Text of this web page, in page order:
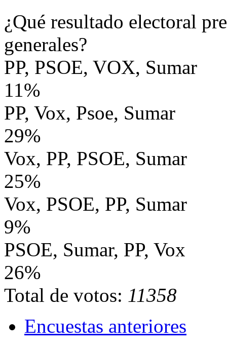
¿Qué resultado electoral
generales?
PP, PSOE, VOX, Sumar
11%
PP, Vox, Psoe, Sumar
29%
Vox, PP, PSOE, Sumar
25%
Vox, PSOE, PP, Sumar
9%
PSOE, Sumar, PP, Vox
26%
Total de votos: 11358
Encuestas anteriores